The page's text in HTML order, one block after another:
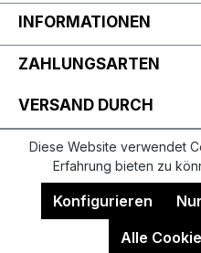
INFORMATIONEN
ZAHLUNGSARTEN
VERSAND DURCH
Diese Website verwendet
Erfahrung bieten zu
Konfigurieren
Alle